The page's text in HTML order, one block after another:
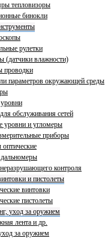
тепловизоры
бинокли
рулетки
(датчики влажности)
проводки
параметров окружающей среды
обслуживания сетей
уровни и угломеры
приборы
контроля
и пистолеты
винтовки
пистолеты
уход за оружием
лента и др.
за оружием